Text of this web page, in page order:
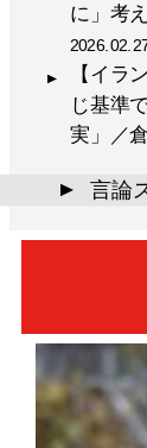
に」考
【イラ
じ基準
実」／
▲ 言論